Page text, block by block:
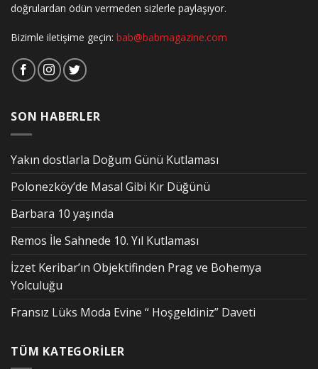
doğrulardan ödün vermeden sizlerle paylaşıyor.
Bizimle iletişime geçin: bab@babmagazine.com
SON HABERLER
Yakın dostlarla Doğum Günü Kutlaması
Polonezköy’de Masal Gibi Kır Düğünü
Barbara 10 yaşında
Remos İle Sahnede 10. Yıl Kutlaması
İzzet Keribar’ın Objektifinden Prag ve Bohemya
Yolculuğu
Fransız Lüks Moda Evine “ Hoşgeldiniz” Daveti
TÜM KATEGORİLER